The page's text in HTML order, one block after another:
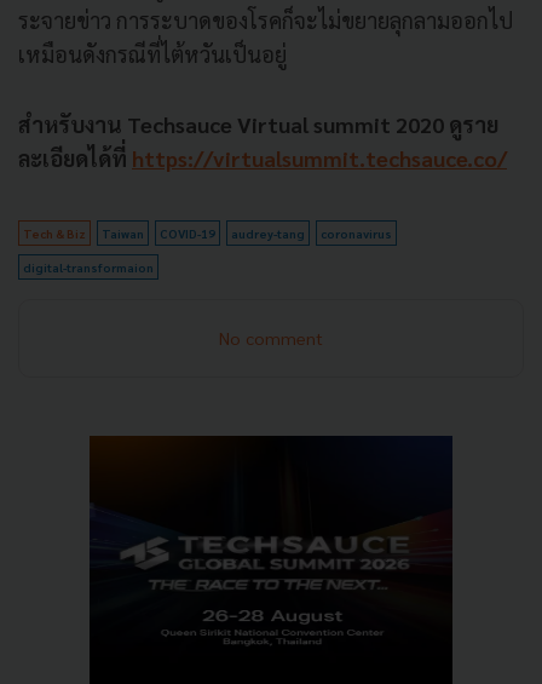
ระจายข่าว การระบาดของโรคก็จะไม่ขยายลุกลามออกไป
เหมือนดังกรณีที่ไต้หวันเป็นอยู่
สำหรับงาน Techsauce Virtual summit 2020 ดูราย
ละเอียดได้ที่ https://virtualsummit.techsauce.co/
Tech & Biz Taiwan COVID-19 audrey-tang coronavirus
digital-transformaion
No comment